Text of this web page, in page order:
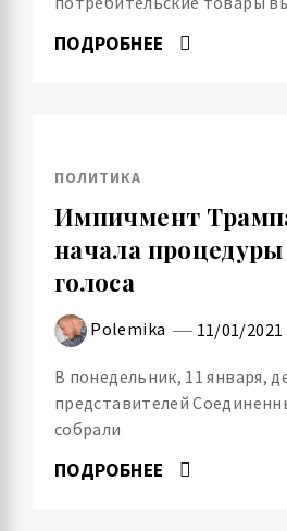
ПОДРОБНЕЕ
ПОЛИТИКА
Импичмент
начала
голоса
Polemika 11/01/2021
В понедельник, 11 января,
представителей
собрали
ПОДРОБНЕЕ